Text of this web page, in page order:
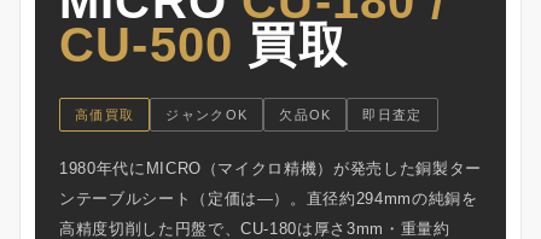
CU-500 買取
高価買取 ジャンクOK 欠品OK 即日査定
1980年代にMICRO（マイクロ精機）が発売した銅製ター
ンテーブルシート（定価は—）。直径約294mmの純銅を
高精度切削した円盤で、CU-180は厚さ3mm・重量約